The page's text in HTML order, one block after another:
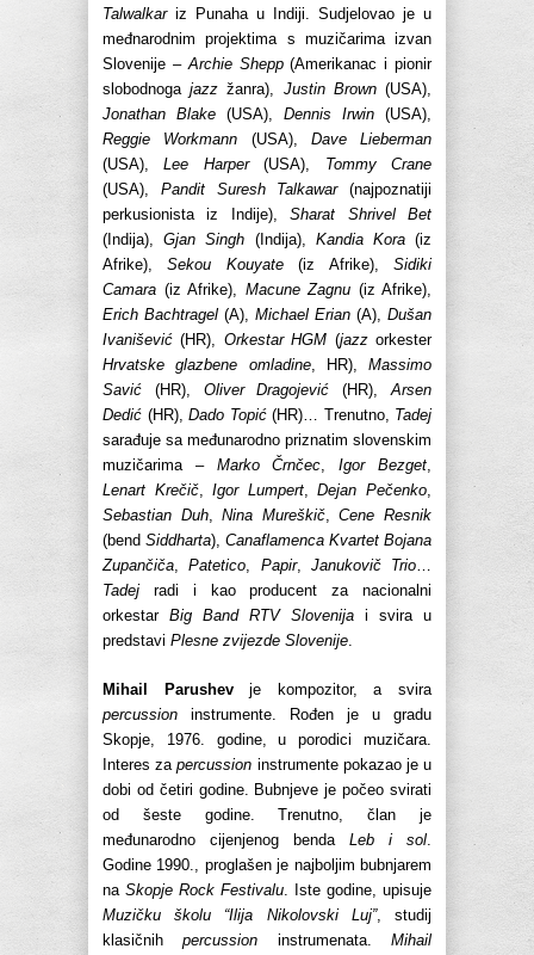
Talwalkariz Punaha u Indiji. Sudjelovao je u
međnarodnim projektima s muzičarima izvan
Slovenije –Archie Shepp(Amerikanac i pionir
slobodnogajazz žanra), Justin Brown(USA),
Jonathan Blake (USA), Dennis Irwin (USA),
Reggie Workmann (USA), Dave Lieberman
(USA),Lee Harper(USA), Tommy Crane
(USA), Pandit Suresh Talkawar(najpoznatiji
perkusionista iz Indije),Sharat Shrivel Bet
(Indija),Gjan Singh (Indija), Kandia Kora(iz
Afrike),Sekou Kouyate(iz Afrike),Sidiki
Camara (iz Afrike), Macune Zagnu (iz Afrike),
Erich Bachtragel (A), Michael Erian (A), Dušan
Ivanišević (HR), Orkestar HGM (jazzorkester
Hrvatske glazbene omladine, HR), Massimo
Savić (HR), Oliver Dragojević (HR),Arsen
Dedić (HR), Dado Topić(HR)… Trenutno, Tadej
sarađuje sa međunarodno priznatim slovenskim
muzičarima – Marko Črnčec,Igor Bezget,
Lenart Krečič,Igor Lumpert,Dejan Pečenko,
Sebastian Duh,Nina Mureškič,Cene Resnik
(bend Siddharta), Canaflamenca Kvartet Bojana
Zupančiča,Patetico, Papir, Janukovič Trio…
Tadej radi i kao producent za nacionalni
orkestar Big Band RTV Slovenija i svira u
predstavi Plesne zvijezde Slovenije.
Mihail Parushevje kompozitor, a svira
percussion instrumente. Rođen je u gradu
Skopje, 1976. godine, u porodici muzičara.
Interes zapercussion instrumente pokazao je u
dobi od četiri godine. Bubnjeve je počeo svirati
od šeste godine. Trenutno, član je
međunarodno cijenjenog benda Leb i sol.
Godine 1990., proglašen je najboljim bubnjarem
na Skopje Rock Festivalu. Iste godine, upisuje
Muzičku školu “Ilija Nikolovski Luj”, studij
klasičnihpercussion instrumenata.Mihail